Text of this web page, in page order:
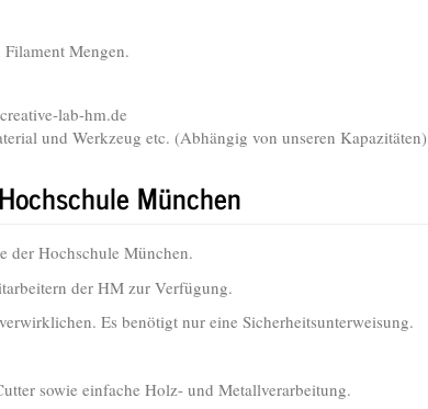
Mengen.
lab-hm.de
und Werkzeug etc. (Abhängig von unseren Kapazitäten)
München
der Hochschule München.
der HM zur Verfügung.
Es benötigt nur eine Sicherheitsunterweisung.
sowie einfache Holz- und Metallverarbeitung.